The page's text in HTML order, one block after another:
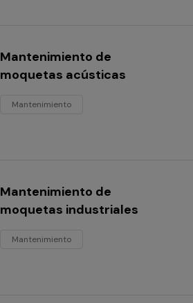
Mantenimiento de
moquetas acústicas
Mantenimiento
Mantenimiento de
moquetas industriales
Mantenimiento